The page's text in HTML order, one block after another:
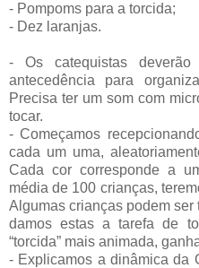
- Pompoms para a torcida;
- Dez laranjas.
- Os catequistas
antecedência para
Precisa ter um som com
tocar.
- Começamos
cada um uma,
Cada cor corresponde a
média de 100 crianças,
Algumas crianças podem ser
damos estas a tarefa de
“torcida” mais animada,
- Explicamos a dinâmica da